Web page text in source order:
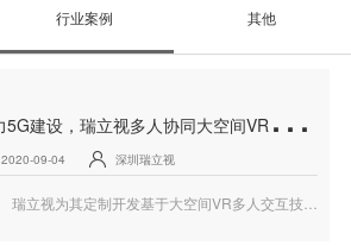
行业案例 其他
助
力5G建设，瑞立视多人协同大空间VR仿真5G基站安装培训系统上线
2020-09-04 深圳瑞立视